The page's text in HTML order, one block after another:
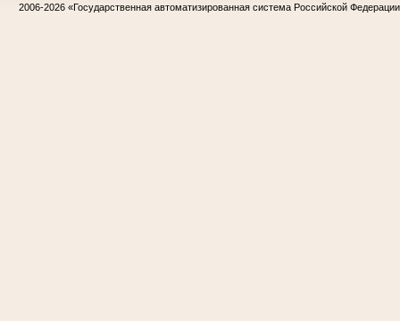
2006-2026 «Государственная автоматизированная система Российской